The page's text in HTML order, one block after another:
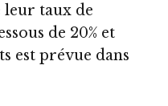
leur taux de
de 20% et
est prévue dans